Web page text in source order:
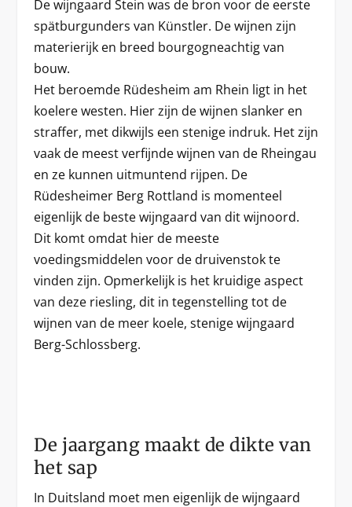
De wijngaard Stein was de bron voor de eerste
spätburgunders van Künstler. De wijnen zijn
materierijk en breed bourgogneachtig van
bouw.
Het beroemde Rüdesheim am Rhein ligt in het
koelere westen. Hier zijn de wijnen slanker en
straffer, met dikwijls een stenige indruk. Het zijn
vaak de meest verfijnde wijnen van de Rheingau
en ze kunnen uitmuntend rijpen. De
Rüdesheimer Berg Rottland is momenteel
eigenlijk de beste wijngaard van dit wijnoord.
Dit komt omdat hier de meeste
voedingsmiddelen voor de druivenstok te
vinden zijn. Opmerkelijk is het kruidige aspect
van deze riesling, dit in tegenstelling tot de
wijnen van de meer koele, stenige wijngaard
Berg-Schlossberg.
De jaargang maakt de dikte van
het sap
In Duitsland moet men eigenlijk de wijngaard